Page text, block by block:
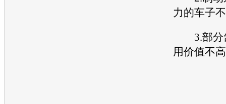
力的车子
3.部分
用价值不